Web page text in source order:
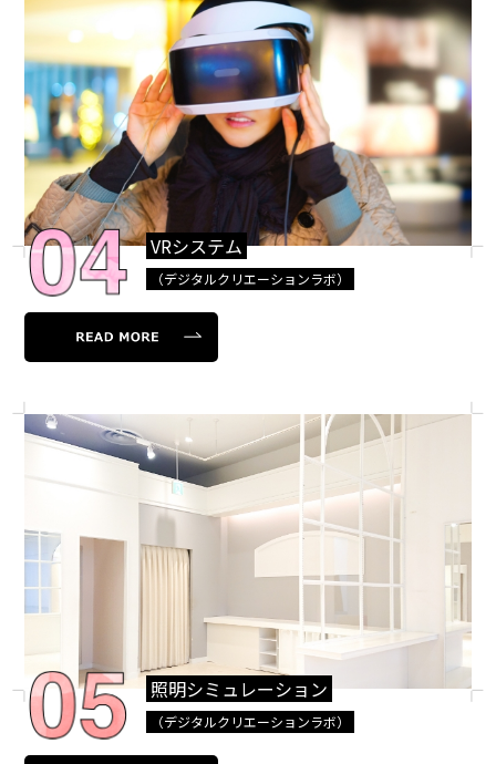
VRシステム
（デジタルクリエーションラボ）
照明シミュレーション
（デジタルクリエーションラボ）